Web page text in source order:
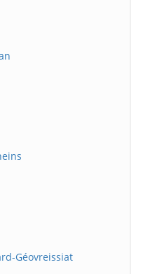
Géovreissiat